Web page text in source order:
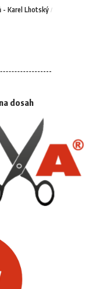
- Karel Lhotský
dosah